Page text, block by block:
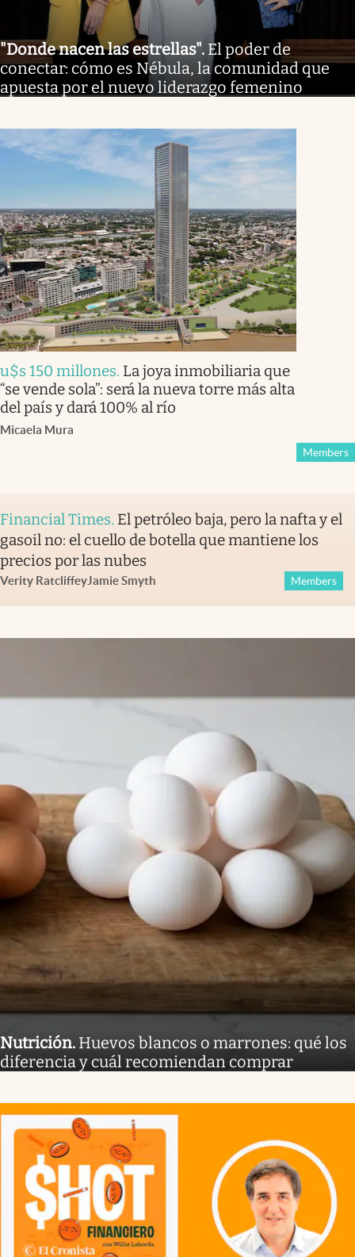
"Donde nacen las estrellas". El poder de
conectar: cómo es Nébula, la comunidad que
apuesta por el nuevo liderazgo femenino
u$s 150 millones. La joya inmobiliaria que
“se vende sola”: será la nueva torre más alta
del país y dará 100% al río
Micaela Mura
Members
Financial Times. El petróleo baja, pero la nafta y el
gasoil no: el cuello de botella que mantiene los
precios por las nubes
Verity RatcliffeyJamie Smyth Members
Nutrición. Huevos blancos o marrones: qué los
diferencia y cuál recomiendan comprar